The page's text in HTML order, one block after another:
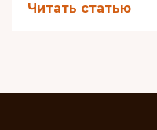
Читать статью